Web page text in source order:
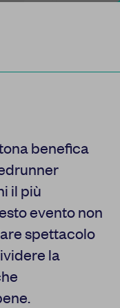
benefica
il più
evento non
spettacolo
la